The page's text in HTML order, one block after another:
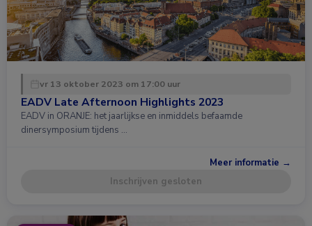
vr 13 oktober 2023 om 17:00 uur
EADV Late Afternoon Highlights 2023
EADV in ORANJE: het jaarlijkse en inmiddels befaamde
dinersymposium tijdens …
Meer informatie →
Inschrijven gesloten